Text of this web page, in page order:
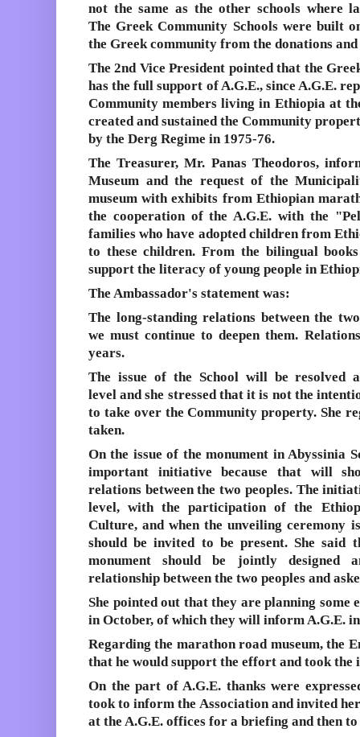
not the same as the other schools where
TheGreek Community Schoolswere built
the Greek community from the donations
The 2nd Vice President pointed that the
has the full support of A.G.E., since A.G.E.
Community members living in Ethiopia at
created and sustained the Community
by the Derg Regime in 1975-76.
The Treasurer, Mr. Panas Theodoros,
Museum and the request of the
museum with exhibits from Ethiopian
the cooperation of the A.G.E. with the "
families who have adopted children from
to these children. From the bilingual books
support the literacy of young people in
The Ambassador's statement was:
The long-standing relations between the
wemust continue to deepenthem.
years.
The issue of the Schoolwill beresolved
level and she stressed that it is not the
to take over the Community property. She
taken.
On the issue of themonument in Abyssinia
important initiative because that will
relations between the two peoples. The
level, with the participation of the
Culture, and when the unveiling ceremony
should be invited to be present. She said
monument should be jointly designed
relationship between the two peoples and
She pointed out that they are planning some
in October, of which they will inform A.G.E.
Regarding the marathon road museum, the
that he would support the effort and took
On the part of A.G.E. thanks were
took to inform the Association and invited
at the A.G.E. offices for a briefing and then to